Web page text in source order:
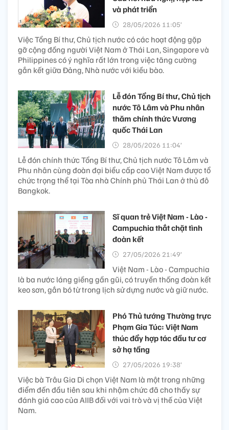
và phát triển
28/05/2026 11:05’
Việc Tổng Bí thư, Chủ tịch nước có các hoạt động gặp
gỡ cộng đồng người Việt Nam ở Thái Lan, Singapore và
Philippines có ý nghĩa rất lớn trong việc tăng cường
gắn kết giữa Đảng, Nhà nước với kiều bào.
Lễ đón Tổng Bí thư, Chủ tịch
nước Tô Lâm và Phu nhân
thăm chính thức Vương
quốc Thái Lan
28/05/2026 11:04’
Lễ đón chính thức Tổng Bí thư, Chủ tịch nước Tô Lâm và
Phu nhân cùng đoàn đại biểu cấp cao Việt Nam được tổ
chức trọng thể tại Tòa nhà Chính phủ Thái Lan ở thủ đô
Bangkok.
Sĩ quan trẻ Việt Nam - Lào -
Campuchia thắt chặt tình
đoàn kết
27/05/2026 21:49’
Việt Nam - Lào - Campuchia
là ba nước láng giềng gần gũi, có truyền thống đoàn kết
keo sơn, gắn bó từ trong lịch sử dựng nước và giữ nước.
Phó Thủ tướng Thường trực
Phạm Gia Túc: Việt Nam
thúc đẩy hợp tác đầu tư cơ
sở hạ tầng
27/05/2026 19:38’
Việc bà Trâu Gia Di chọn Việt Nam là một trong những
điểm đến đầu tiên sau khi nhậm chức đã cho thấy sự
đánh giá cao của AIIB đối với vai trò và vị thế của Việt
Nam.